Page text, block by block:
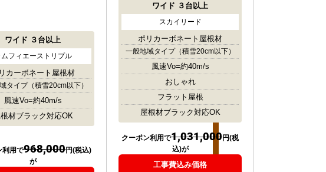
ワイド ３台以上
ムフィエーストリプル
カーボネート屋根材
タイプ（積雪20cm以下）
風速Vo=約40m/s
材ブラック対応OK
利用で968,000円(税込)
が
ワイド ３台以上
スカイリード
ポリカーボネート屋根材
一般地域タイプ（積雪20cm以下）
風速Vo=約40m/s
おしゃれ
フラット屋根
屋根材ブラック対応OK
クーポン利用で1,031,000円(税
込)が
工事費込み価格